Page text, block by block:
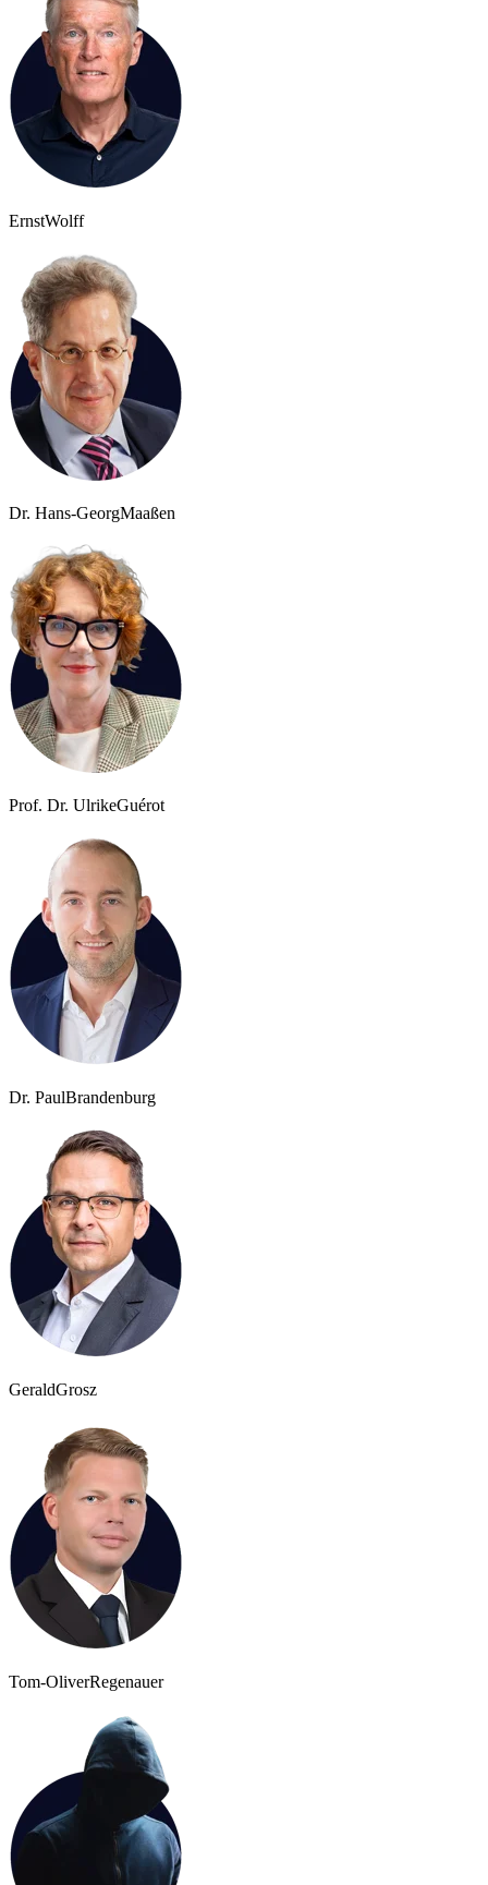
ErnstWolff
Dr. Hans-GeorgMaaßen
Prof. Dr. UlrikeGuérot
Dr. PaulBrandenburg
GeraldGrosz
Tom-OliverRegenauer